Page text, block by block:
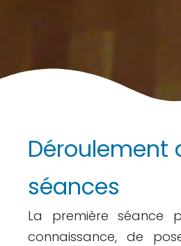
Déroulement
séances
La première séance
connaissance, de